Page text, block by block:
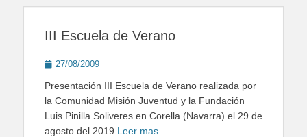
III Escuela de Verano
Posted
27/08/2009
Presentación III Escuela de Verano realizada por
la Comunidad Misión Juventud y la Fundación
Luis Pinilla Soliveres en Corella (Navarra) el 29 de
agosto del 2019 Leer mas …